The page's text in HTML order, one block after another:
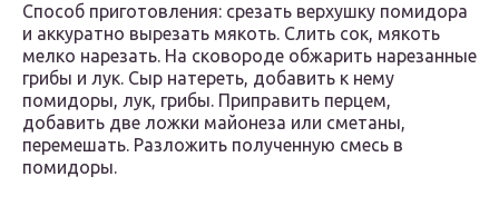
Способ приготовления: срезать верхушку помидора
и аккуратно вырезать мякоть. Слить сок, мякоть
мелко нарезать. На сковороде обжарить нарезанные
грибы и лук. Сыр натереть, добавить к нему
помидоры, лук, грибы. Приправить перцем,
добавить две ложки майонеза или сметаны,
перемешать. Разложить полученную смесь в
помидоры.